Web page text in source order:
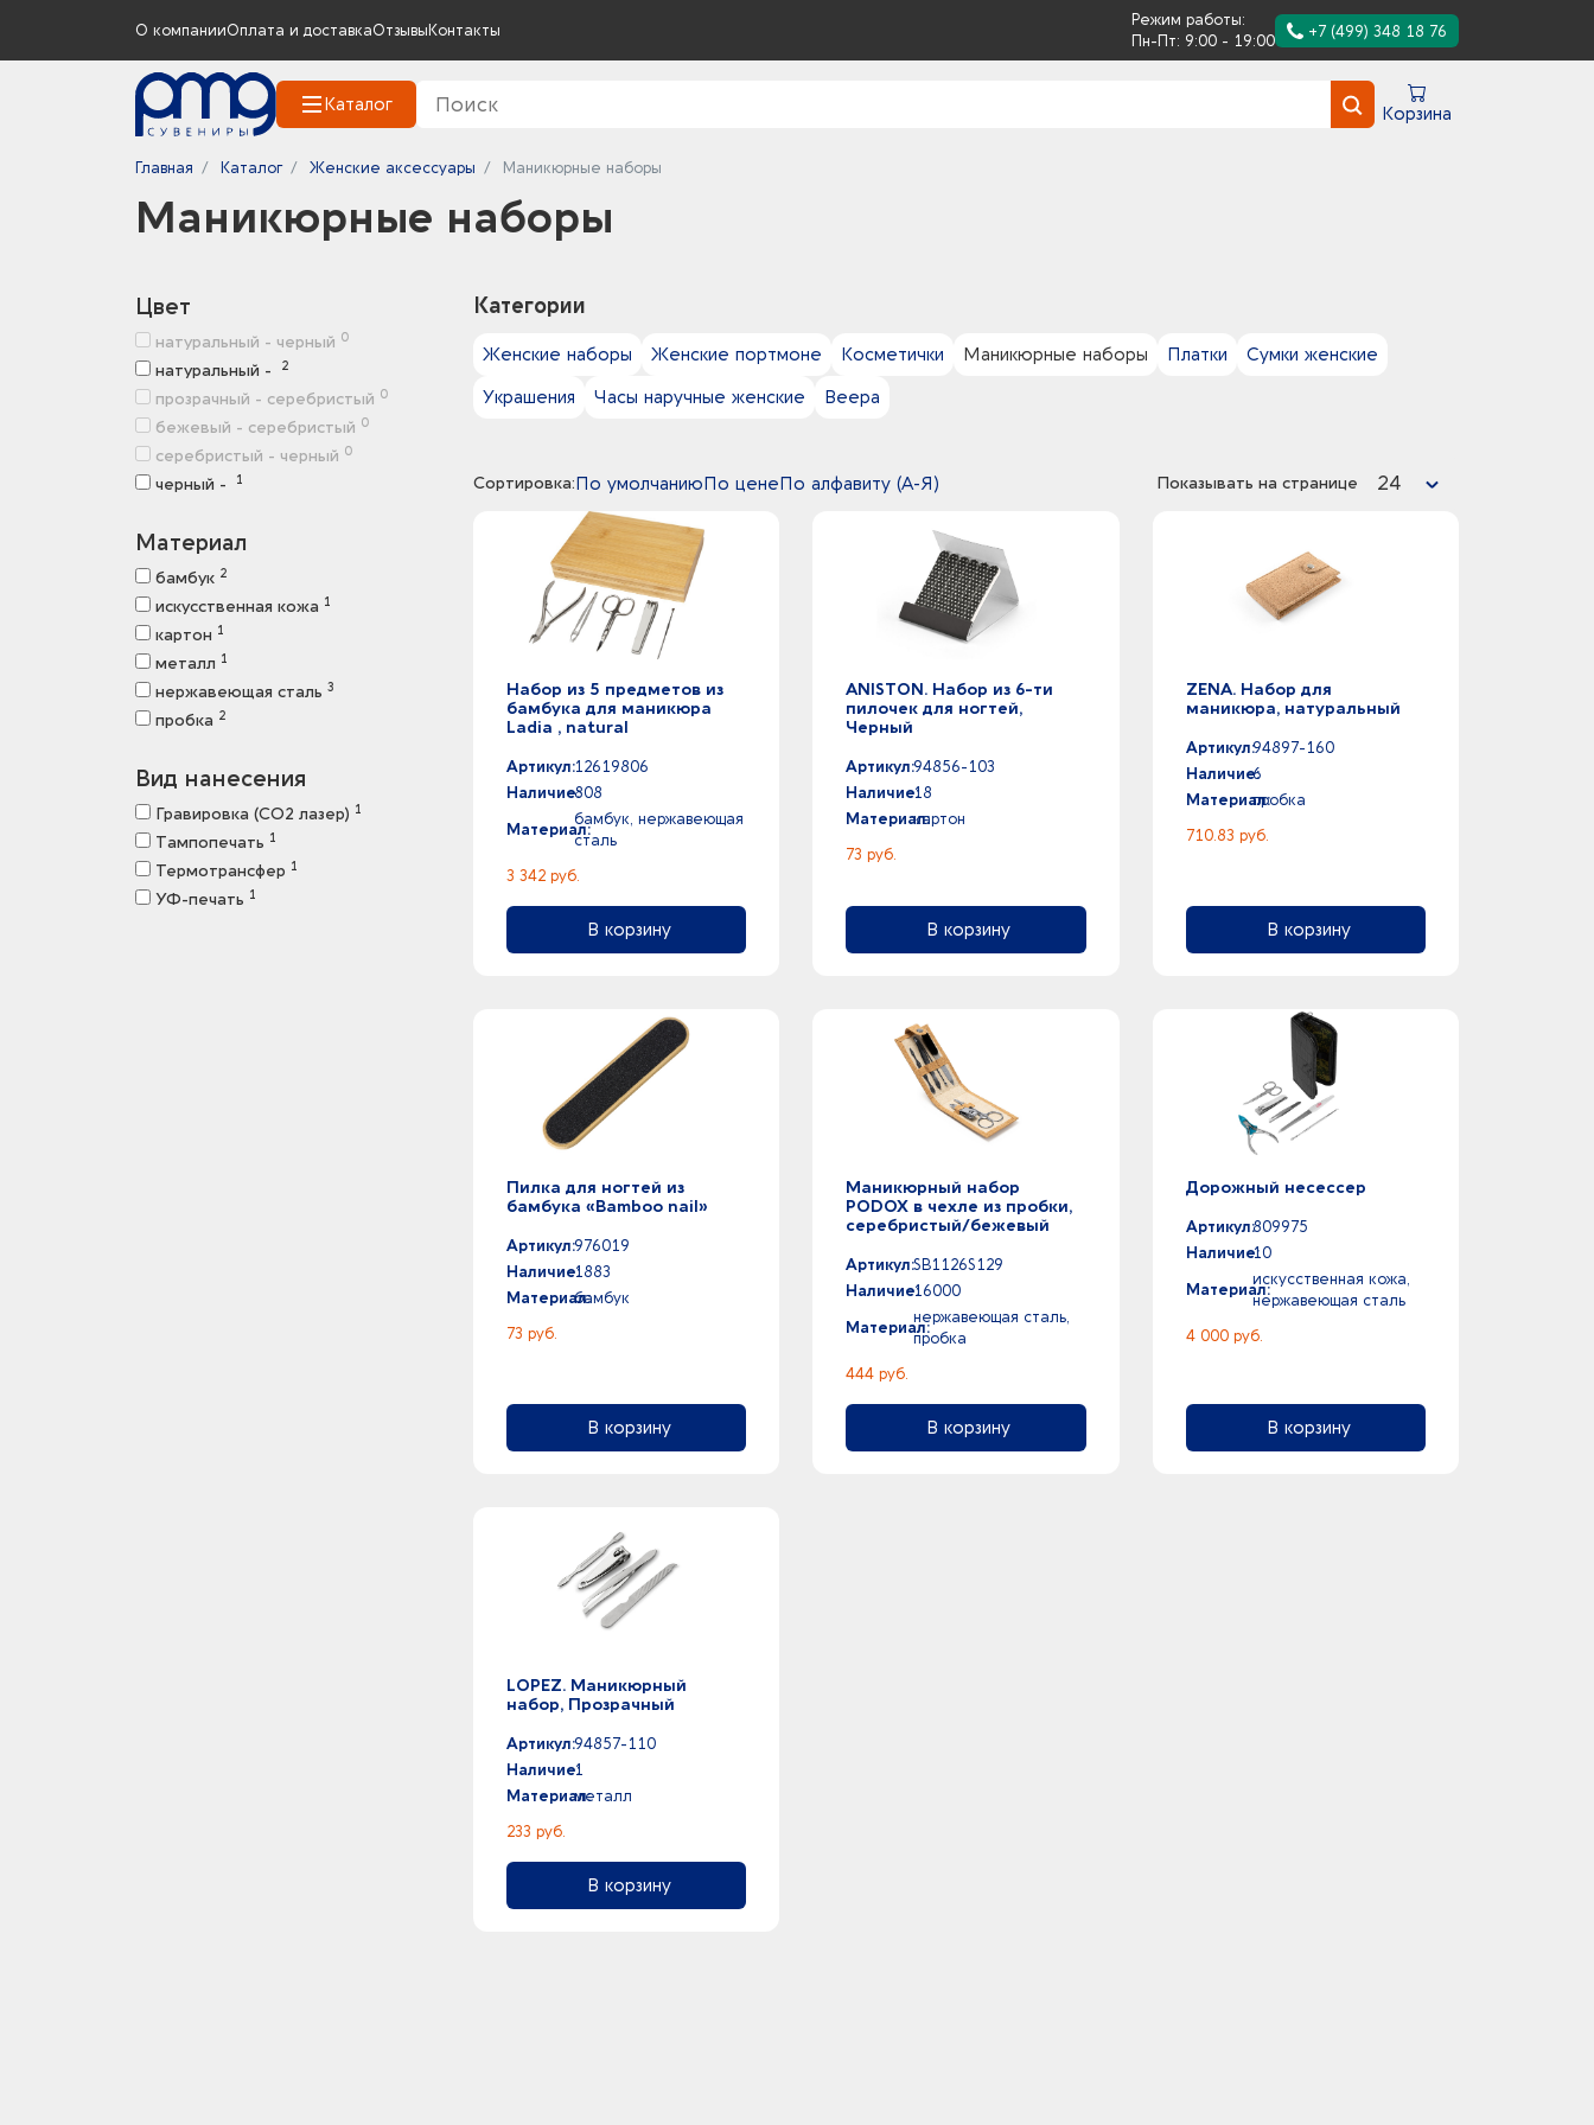
О компанииОплата и доставкаОтзывы Контакты
Режим работы:
Пн-Пт: 9:00 - 19:00
+7 (499) 348 18 76
Каталог Корзина
Главная Каталог Женские аксессуары Маникюрные наборы
Маникюрные наборы
Цвет
натуральный - черный 0
натуральный - 2
прозрачный - серебристый 0
бежевый - серебристый 0
серебристый - черный 0
черный - 1
Материал
бамбук 2
искусственная кожа 1
картон 1
металл 1
нержавеющая cталь 3
пробка 2
Вид нанесения
Гравировка (CO2 лазер) 1
Тампопечать 1
Термотрансфер 1
УФ-печать 1
Категории
Женские наборы Женские портмоне Косметички Маникюрные наборы Платки
Сумки женские
Украшения
Часы наручные женские Веера
Сортировка:По умолчаниюПо ценеПо алфавиту (А-Я) Показывать на странице 24
Набор из 5 предметов из
бамбука для маникюра
Ladia , natural
Артикул:12619806
Наличие:808
Материал:
бамбук, нержавеющая
cталь
3 342 руб.
В корзину
ANISTON. Набор из 6-ти
пилочек для ногтей,
Черный
Артикул:94856-103
Наличие:18
Материал:картон
73 руб.
В корзину
ZENA. Набор для
маникюра, натуральный
Артикул:94897-160
Наличие:
6
Материал:пробка
710.83 руб.
В корзину
Пилка для ногтей из
бамбука «Bamboo nail»
Артикул:976019
Наличие:1883
Материал:бамбук
73 руб.
В корзину
Маникюрный набор
PODOX в чехле из пробки,
серебристый/бежевый
Артикул:SB1126S129
Наличие:16000
Материал:
нержавеющая cталь,
пробка
444 руб.
В корзину
Дорожный несессер
Артикул:809975
Наличие:10
Материал:
искусственная кожа,
нержавеющая cталь
4 000 руб.
В корзину
LOPEZ. Маникюрный
набор, Прозрачный
Артикул:94857-110
Наличие:1
Материал:металл
233 руб.
В корзину